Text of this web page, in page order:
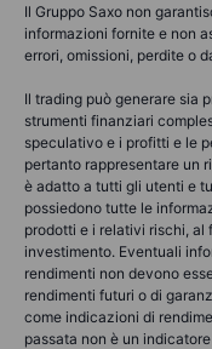
Il Gruppo Saxo non
informazioni fornite e non
errori, omissioni, perdite o
Il trading può generare sia
strumenti finanziari
speculativo e i profitti e le
pertanto rappresentare un
è adatto a tutti gli utenti e
possiedono tutte le
prodotti e i relativi rischi, al
investimento. Eventuali
rendimenti non devono
rendimenti futuri o di
come indicazioni di
passata non è un